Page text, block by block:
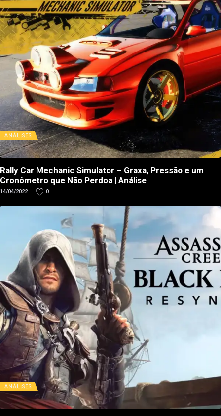
ANÁLISES
Rally Car Mechanic Simulator – Graxa, Pressão e um
Cronômetro que Não Perdoa | Análise
14/04/2022 0
ANÁLISES